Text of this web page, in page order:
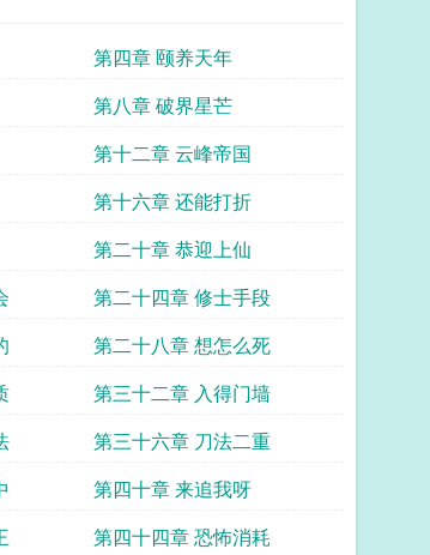
第四章 颐养天年
第八章 破界星芒
第十二章 云峰帝国
第十六章 还能打折
第二十章 恭迎上仙
第二十四章 修士手段
第二十八章 想怎么死
第三十二章 入得门墙
第三十六章 刀法二重
第四十章 来追我呀
第四十四章 恐怖消耗